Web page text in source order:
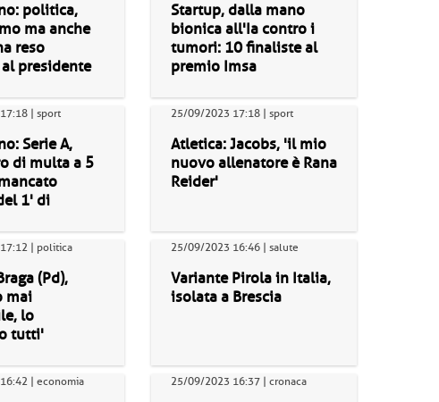
politica,
ma anche
reso
presidente
Startup, dalla mano
bionica all'Ia contro i
tumori: 10 finaliste al
premio Imsa
| sport
Serie A,
di multa a 5
1' di
25/09/2023 17:18 | sport
Atletica: Jacobs, 'il mio
nuovo allenatore è Rana
Reider'
| politica
(Pd),
mai
lo
tutti'
25/09/2023 16:46 | salute
Variante Pirola in Italia,
isolata a Brescia
| economia 25/09/2023 16:37 | cronaca